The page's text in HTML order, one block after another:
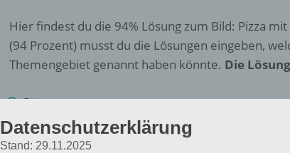
Hier findest du die 94% Lösung zum Bild: Pizza
(94 Prozent) musst du die Lösungen eingeben,
Themengebiet genannt haben könnte. Die
Pizza
Salami
Datenschutzerklärung
Stand: 29.11.2025